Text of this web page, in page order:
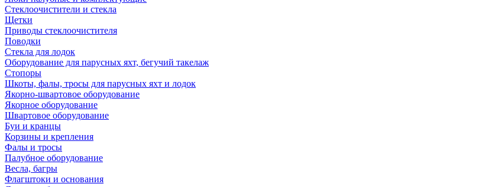
Стеклоочистители и стекла
Щетки
Приводы стеклоочистителя
Поводки
Стекла для лодок
Оборудование для парусных яхт, бегучий такелаж
Стопоры
Шкоты, фалы, тросы для парусных яхт и лодок
Якорно-швартовое оборудование
Якорное оборудование
Швартовое оборудование
Буи и кранцы
Корзины и крепления
Фалы и тросы
Палубное оборудование
Весла, багры
Флагштоки и основания